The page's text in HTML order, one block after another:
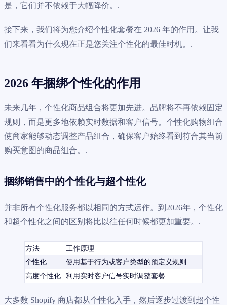
是，它们并不依赖于大幅降价。.
接下来，我们将为您介绍个性化套餐在 2026 年的作用。让我
们来看看为什么现在正是您关注个性化的最佳时机。.
2026 年捆绑个性化的作用
未来几年，个性化商品组合将更加先进。品牌将不再依赖固定
规则，而是更多地依赖实时数据和客户信号。个性化购物组合
使商家能够动态调整产品组合，确保客户始终看到符合其当前
购买意图的商品组合。.
捆绑销售中的个性化与超个性化
并非所有个性化服务都以相同的方式运作。到2026年，个性化
和超个性化之间的区别将比以往任何时候都更加重要。.
方法
工作原理
个性化
使用基于行为或客户类型的预定义规则
高度个性化
利用实时客户信号实时调整套餐
大多数 Shopify 商店都从个性化入手，然后逐步过渡到超个性